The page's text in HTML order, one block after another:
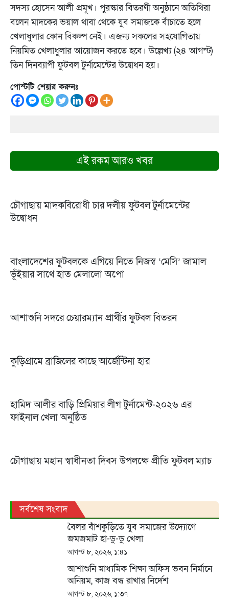
সদস্য হোসেন আলী প্রমূখ। পুরস্কার বিতরণী অনুষ্ঠানে অতিথিরা
বলেন মাদকের ভয়াল থাবা থেকে যুব সমাজকে বাঁচাতে হলে
খেলাধুলার কোন বিকল্প নেই। এজন্য সকলের সহযোগিতায়
নিয়মিত খেলাধুলার আয়োজন করতে হবে। উল্লেখ্য (২৪ আগস্ট)
তিন দিনব্যাপী ফুটবল টুর্নামেন্টের উদ্বোধন হয়।
পোস্টটি শেয়ার করুনঃ
এই রকম আরও খবর
চৌগাছায় মাদকবিরোধী চার দলীয় ফুটবল টুর্নামেন্টের
উদ্বোধন
বাংলাদেশের ফুটবলকে এগিয়ে নিতে নিজস্ব ‘মেসি’ জামাল
ভূঁইয়ার সাথে হাত মেলালো অপো
আশাশুনি সদরে চেয়ারম্যান প্রার্থীর ফুটবল বিতরন
কুড়িগ্রামে ব্রাজিলের কাছে আর্জেন্টিনা হার
হামিদ আলীর বাড়ি প্রিমিয়ার লীগ টুর্নামেন্ট-২০২৬ এর
ফাইনাল খেলা অনুষ্ঠিত
চৌগাছায় মহান স্বাধীনতা দিবস উপলক্ষে প্রীতি ফুটবল ম্যাচ
সর্বশেষ সংবাদ
বৈলর বাঁশকুড়িতে যুব সমাজের উদ্যোগে
জমজমাট হা-ডু-ডু খেলা
আগস্ট ৮, ২০২৬, ১:৪১
আশাশুনি মাধ্যমিক শিক্ষা অফিস ভবন নির্মানে
অনিয়ম, কাজ বন্ধ রাখার নির্দেশ
আগস্ট ৮, ২০২৬, ১:৩৭